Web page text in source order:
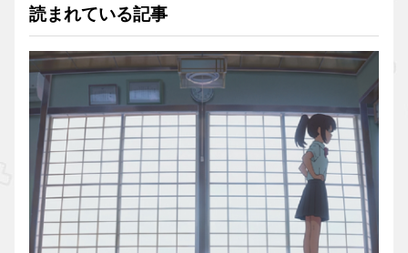
読まれている記事